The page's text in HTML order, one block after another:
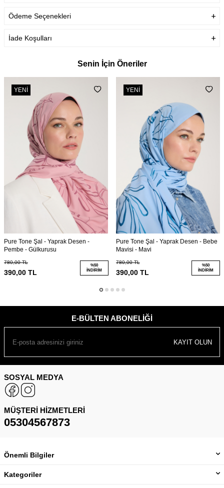
Ödeme Seçenekleri
İade Koşulları
Senin İçin Öneriler
YENI
Pure Tone Şal - Yaprak Desen -
Pembe - Gülkurusu
780,00TL
390,00 TL
%50
İNDIRIM
YENI
Pure Tone Şal - Yaprak Desen - Bebe
Mavisi - Mavi
780,00TL
390,00TL
%50
İNDIRIM
E-BÜLTEN ABONELIĞI
KAYIT OLUN
SOSYAL MEDYA
MÜŞTERI HIZMETLERI
05304567873
Önemli Bilgiler
Kategoriler